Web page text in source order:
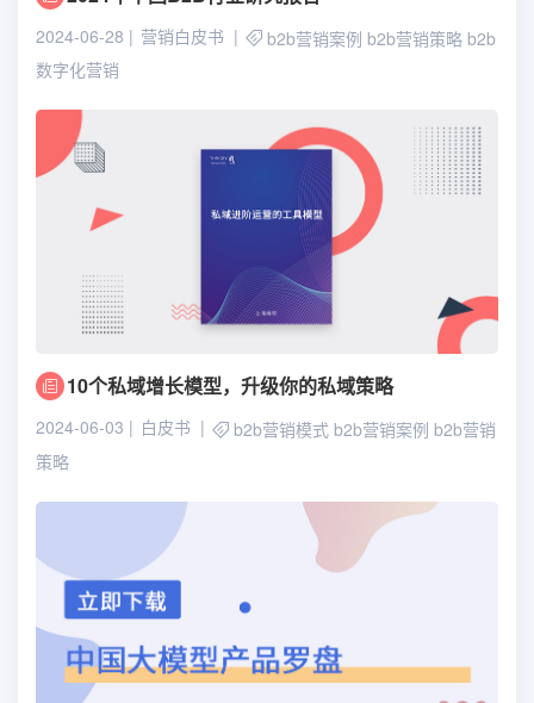
2024-06-28 营销白皮书 b2b营销案例 b2b营销策略 b2b
数字化营销
10个私域增长模型，升级你的私域策略
2024-06-03 白皮书 b2b营销模式 b2b营销案例 b2b营销
策略